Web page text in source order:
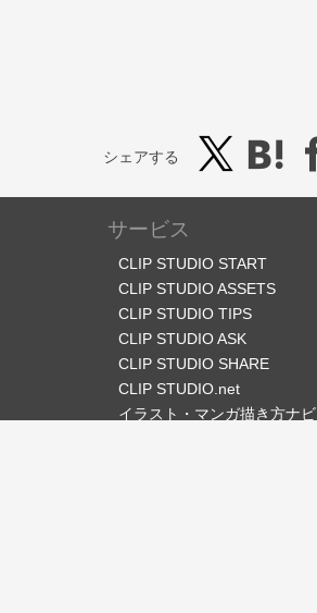
シェアする
サービス
CLIP STUDIO START
CLIP STUDIO ASSETS
CLIP STUDIO TIPS
CLIP STUDIO ASK
CLIP STUDIO SHARE
CLIP STUDIO.net
イラスト・マンガ描き方ナビ